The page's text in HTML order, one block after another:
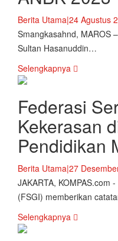
Berita Utama|24 Agustus
Smangkasahnd, MAROS
Sultan Hasanuddin…
Selengkapnya
Federasi
Kekerasan
Pendidikan
Berita Utama|27
JAKARTA, KOMPAS.com
(FSGI) memberikan
Selengkapnya